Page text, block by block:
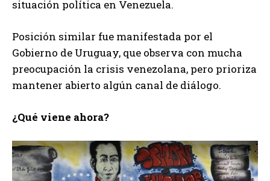
situación política en Venezuela.
Posición similar fue manifestada por el
Gobierno de Uruguay, que observa con mucha
preocupación la crisis venezolana, pero prioriza
mantener abierto algún canal de diálogo.
¿Qué viene ahora?